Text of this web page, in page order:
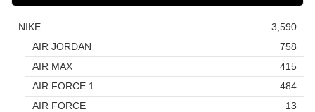
NIKE
3,590
AIR JORDAN
758
AIR MAX
415
AIR FORCE 1
484
AIR FORCE
13